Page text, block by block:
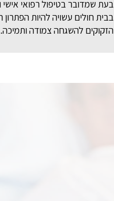
בעת שמדובר בטיפול רפואי
בבית חולים עשויה להיות הפתרון
הזקוקים להשגחה צמודה